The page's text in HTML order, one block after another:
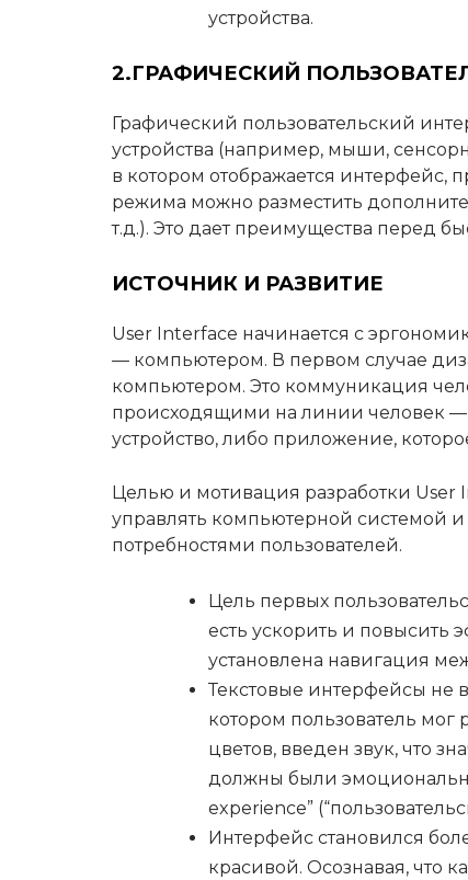
устройства.
2.ГРАФИЧЕСКИЙ
Графический пользовательский
устройства (например, мыши,
в котором отображается интерфейс,
режима можно разместить
т.д.). Это дает преимущества перед
ИСТОЧНИК И РАЗВИТИЕ
User Interface начинается с
— компьютером. В первом случае
компьютером. Это коммуникация
происходящими на линии человек —
устройство, либо приложение,
Целью и мотивация разработки User
управлять компьютерной системой и
потребностями пользователей.
Цель первых
есть ускорить и повысить
установлена навигация
Текстовые интерфейсы не
котором пользователь мог
цветов, введен звук, что
должны были
experience”
Интерфейс становился
красивой. Осознавая, что